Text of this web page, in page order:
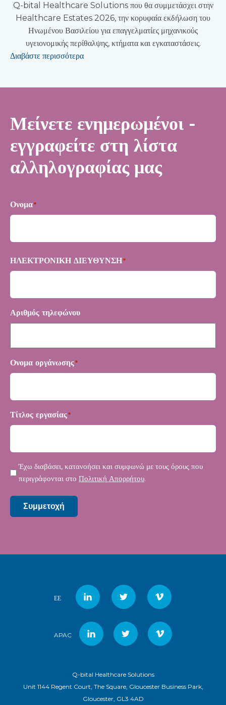
Q-bital Healthcare Solutions που θα συμμετάσχει στην
Healthcare Estates 2026, την κορυφαία εκδήλωση του
Ηνωμένου Βασιλείου για επαγγελματίες μηχανικούς
υγειονομικής περίθαλψης, κτήματα και εγκαταστάσεις.
Διαβάστε περισσότερα
Μείνετε ενημερωμένοι -
εγγραφείτε στη λίστα
αλληλογραφίας μας
Ονομα*
ΗΛΕΚΤΡΟΝΙΚΗ ΔΙΕΥΘΥΝΣΗ*
Αριθμός τηλεφώνου
Ονομα οργάνωσης*
Τίτλος εργασίας*
Μυστικότητα*
Έχω διαβάσει, κατανοήσει και συμφωνώ με τους όρους που
περιγράφονται στο Πολιτική Απορρήτου.
Συμμετοχή
ΕΕ
APAC
Q-bital Healthcare Solutions
Unit 1144 Regent Court, The Square, Gloucester Business Park,
Gloucester, GL3 4AD